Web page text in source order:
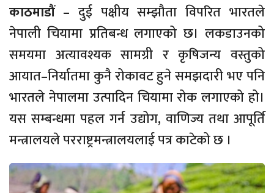
काठमाडौं – दुई पक्षीय सम्झौता विपरित भारतले
नेपाली चियामा प्रतिबन्ध लगाएको छ। लकडाउनको
समयमा अत्यावश्यक सामग्री र कृषिजन्य वस्तुको
आयात–निर्यातमा कुनै रोकावट हुने समझदारी भए पनि
भारतले नेपालमा उत्पादिन चियामा रोक लगाएको हो।
यस सम्बन्धमा पहल गर्न उद्योग, वाणिज्य तथा आपूर्ति
मन्त्रालयले परराष्ट्रमन्त्रालयलाई पत्र काटेको छ ।